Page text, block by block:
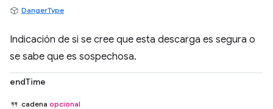
DangerType
Indicación de si se cree que esta descarga es segura o
se sabe que es sospechosa.
endTime
cadena opcional